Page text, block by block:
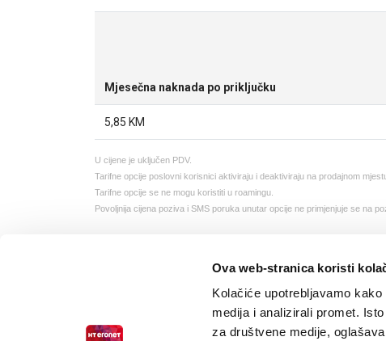
Ova web-stranica koristi
Kolačiće upotrebljavamo
medija i analizirali promet.
za društvene medije,
Mjesečna naknada po priključku
5,85 KM
U cijene je uključen PDV.
Tarifne opcije poslovni korisnici aktiviraju i deaktiviraju na prodajnom
Tarifne opcije se ne mogu koristiti u roamingu.
Povoljnija cijena poziva i SMS poruka unutar opcije ne primjenjuje se na